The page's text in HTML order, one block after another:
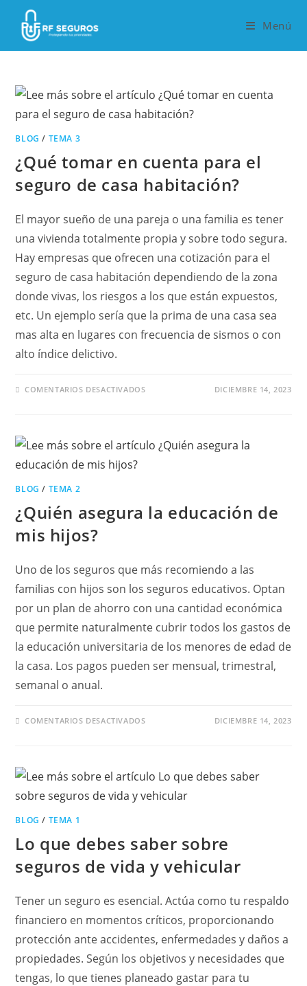
contenido
Menú
BLOG / TEMA 3
¿Qué tomar en cuenta para el
seguro de casa habitación?
El mayor sueño de una pareja o una familia es tener
una vivienda totalmente propia y sobre todo segura.
Hay empresas que ofrecen una cotización para el
seguro de casa habitación dependiendo de la zona
donde vivas, los riesgos a los que están expuestos,
etc. Un ejemplo sería que la prima de una casa sea
mas alta en lugares con frecuencia de sismos o con
alto índice delictivo.
COMENTARIOS DESACTIVADOSEN
EL
SEGURO
DICIEMBRE 14, 2023
BLOG / TEMA 2
¿Quién asegura la educación de
mis hijos?
Uno de los seguros que más recomiendo a las
familias con hijos son los seguros educativos. Optan
por un plan de ahorro con una cantidad económica
que permite naturalmente cubrir todos los gastos de
la educación universitaria de los menores de edad de
la casa. Los pagos pueden ser mensual, trimestral,
semanal o anual.
COMENTARIOS DESACTIVADOSEN
MIS
HIJOS?
DICIEMBRE 14, 2023
BLOG / TEMA 1
Lo que debes saber sobre
seguros de vida y vehicular
Tener un seguro es esencial. Actúa como tu respaldo
financiero en momentos críticos, proporcionando
protección ante accidentes, enfermedades y daños a
propiedades. Según los objetivos y necesidades que
tengas, lo que tienes planeado gastar para tu